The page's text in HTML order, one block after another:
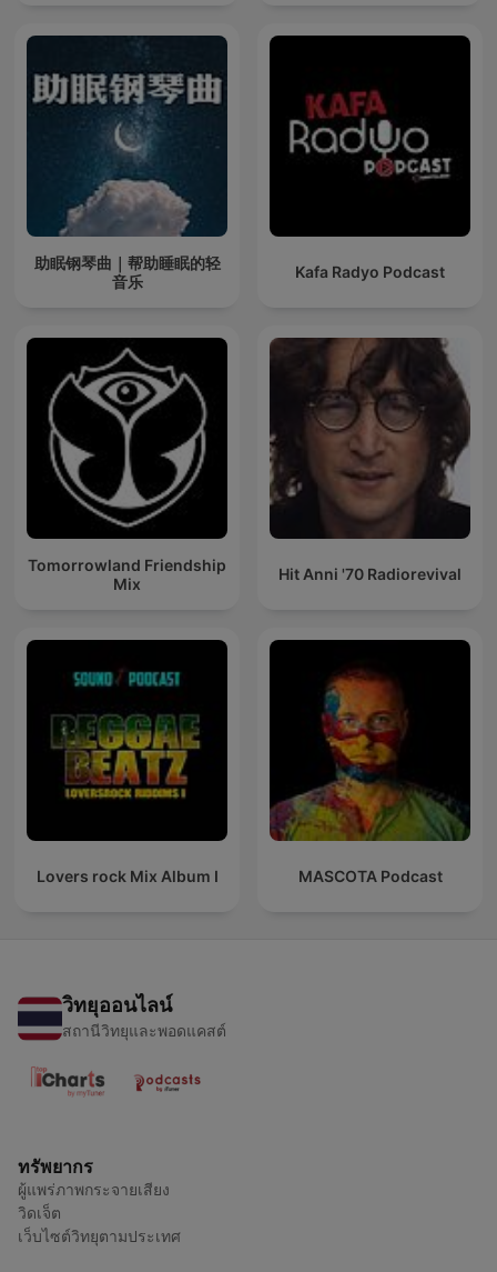
助眠钢琴曲｜帮助睡眠的轻
音乐
Kafa Radyo Podcast
Tomorrowland Friendship
Mix
Hit Anni '70 Radiorevival
Lovers rock Mix Album I MASCOTA Podcast
วิทยุออนไลน์
สถานีวิทยุและพอดแคสต์
ทรัพยากร
ผู้แพร่ภาพกระจายเสียง
วิดเจ็ต
เว็บไซต์วิทยุตามประเทศ